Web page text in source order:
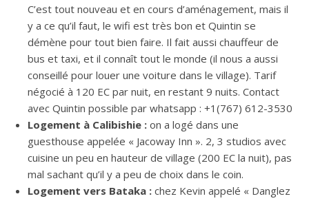
C’est tout nouveau et en cours d’aménagement, mais il
y a ce qu’il faut, le wifi est très bon et Quintin se
démène pour tout bien faire. Il fait aussi chauffeur de
bus et taxi, et il connaît tout le monde (il nous a aussi
conseillé pour louer une voiture dans le village). Tarif
négocié à 120 EC par nuit, en restant 9 nuits. Contact
avec Quintin possible par whatsapp : +1(767) 612-3530
Logement à Calibishie : on a logé dans une
guesthouse appelée « Jacoway Inn ». 2, 3 studios avec
cuisine un peu en hauteur de village (200 EC la nuit), pas
mal sachant qu’il y a peu de choix dans le coin.
Logement vers Bataka : chez Kevin appelé « Danglez